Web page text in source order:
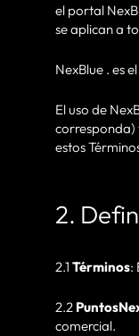
el portal
se aplican a
NexBlue . es
El uso de
corresponda)
estos
2.
2.1 Términos:
2.2
comercial.